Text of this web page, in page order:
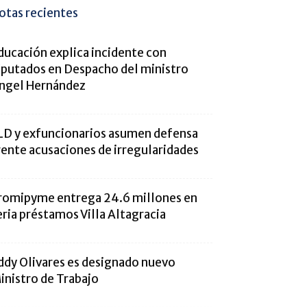
recientes
explica incidente con
en Despacho del ministro
Hernández
y exfuncionarios asumen defensa
acusaciones de irregularidades
entrega 24.6 millones en
préstamos Villa Altagracia
Olivares es designado nuevo
de Trabajo